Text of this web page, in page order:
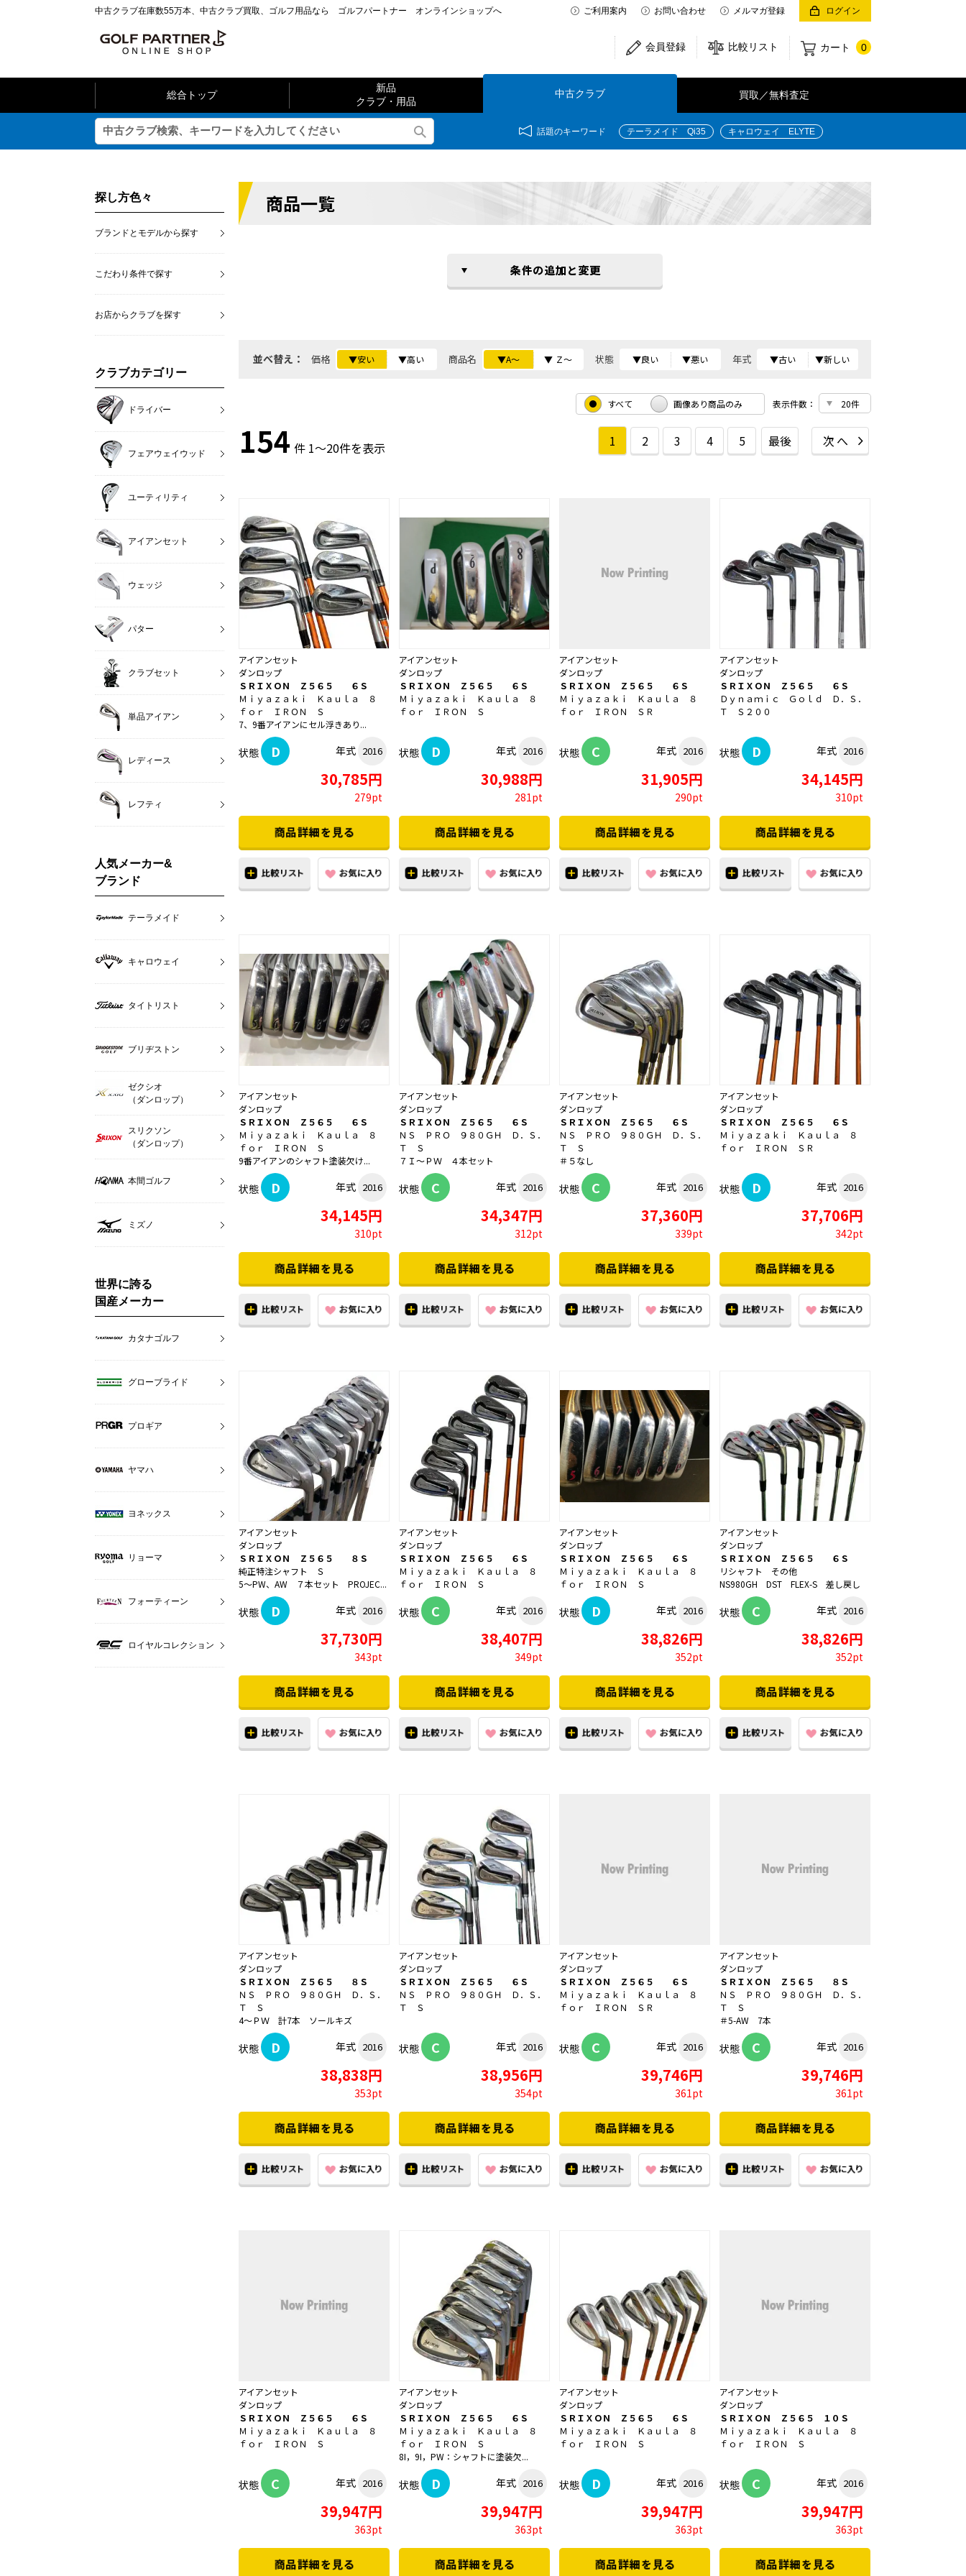
中古クラブ在庫数55万本、中古クラブ買取、ゴルフ用品なら ゴルフパートナー オンラインショップへ ご利用案内 お問い合わせ メルマガ登録 ログイン
カート 0
比較リスト
会員登録
総合トップ
新品
クラブ・用品
中古クラブ 買取／無料査定
話題のキーワード テーラメイド Qi35 キャロウェイ ELYTE
商品一覧
並べ替え： 価格 ▼安い ▼高い 商品名 ▼A～ ▼ Ｚ～ 状態 ▼良い ▼悪い 年式 ▼古い ▼新しい
すべて 画像あり商品のみ 表示件数：
154 件 1～20件を表示 1 2 3 4 5 最後 次へ
アイアンセット
ダンロップ
ＳＲＩＸＯＮ Ｚ５６５ ６Ｓ
Ｍｉｙａｚａｋｉ Ｋａｕｌａ ８
ｆｏｒ ＩＲＯＮ Ｓ
7、9番アイアンにセル浮きあり...
状態 D 年式 2016
30,785円
279pt
アイアンセット
ダンロップ
ＳＲＩＸＯＮ Ｚ５６５ ６Ｓ
Ｍｉｙａｚａｋｉ Ｋａｕｌａ ８
ｆｏｒ ＩＲＯＮ Ｓ
状態 D 年式 2016
30,988円
281pt
アイアンセット
ダンロップ
ＳＲＩＸＯＮ Ｚ５６５ ６Ｓ
Ｍｉｙａｚａｋｉ Ｋａｕｌａ ８
ｆｏｒ ＩＲＯＮ ＳＲ
状態 C 年式 2016
31,905円
290pt
アイアンセット
ダンロップ
ＳＲＩＸＯＮ Ｚ５６５ ６Ｓ
Ｄｙｎａｍｉｃ Ｇｏｌｄ Ｄ．Ｓ．
Ｔ Ｓ２００
状態 D 年式 2016
34,145円
310pt
アイアンセット
ダンロップ
ＳＲＩＸＯＮ Ｚ５６５ ６Ｓ
Ｍｉｙａｚａｋｉ Ｋａｕｌａ ８
ｆｏｒ ＩＲＯＮ Ｓ
9番アイアンのシャフト塗装欠け...
状態 D 年式 2016
34,145円
310pt
アイアンセット
ダンロップ
ＳＲＩＸＯＮ Ｚ５６５ ６Ｓ
ＮＳ ＰＲＯ ９８０ＧＨ Ｄ．Ｓ．
Ｔ Ｓ
７Ｉ～ＰＷ ４本セット
状態 C 年式 2016
34,347円
312pt
アイアンセット
ダンロップ
ＳＲＩＸＯＮ Ｚ５６５ ６Ｓ
ＮＳ ＰＲＯ ９８０ＧＨ Ｄ．Ｓ．
Ｔ Ｓ
＃５なし
状態 C 年式 2016
37,360円
339pt
アイアンセット
ダンロップ
ＳＲＩＸＯＮ Ｚ５６５ ６Ｓ
Ｍｉｙａｚａｋｉ Ｋａｕｌａ ８
ｆｏｒ ＩＲＯＮ ＳＲ
状態 D 年式 2016
37,706円
342pt
アイアンセット
ダンロップ
ＳＲＩＸＯＮ Ｚ５６５ ８Ｓ
純正特注シャフト Ｓ
5～PW、AW ７本セット PROJEC...
状態 D 年式 2016
37,730円
343pt
アイアンセット
ダンロップ
ＳＲＩＸＯＮ Ｚ５６５ ６Ｓ
Ｍｉｙａｚａｋｉ Ｋａｕｌａ ８
ｆｏｒ ＩＲＯＮ Ｓ
状態 C 年式 2016
38,407円
349pt
アイアンセット
ダンロップ
ＳＲＩＸＯＮ Ｚ５６５ ６Ｓ
Ｍｉｙａｚａｋｉ Ｋａｕｌａ ８
ｆｏｒ ＩＲＯＮ Ｓ
状態 D 年式 2016
38,826円
352pt
アイアンセット
ダンロップ
ＳＲＩＸＯＮ Ｚ５６５ ６Ｓ
リシャフト その他
NS980GH DST FLEX-S 差し戻し
状態 C 年式 2016
38,826円
352pt
アイアンセット
ダンロップ
ＳＲＩＸＯＮ Ｚ５６５ ８Ｓ
ＮＳ ＰＲＯ ９８０ＧＨ Ｄ．Ｓ．
Ｔ Ｓ
4～ＰＷ 計7本 ソールキズ
状態 D 年式 2016
38,838円
353pt
アイアンセット
ダンロップ
ＳＲＩＸＯＮ Ｚ５６５ ６Ｓ
ＮＳ ＰＲＯ ９８０ＧＨ Ｄ．Ｓ．
Ｔ Ｓ
状態 C 年式 2016
38,956円
354pt
アイアンセット
ダンロップ
ＳＲＩＸＯＮ Ｚ５６５ ６Ｓ
Ｍｉｙａｚａｋｉ Ｋａｕｌａ ８
ｆｏｒ ＩＲＯＮ ＳＲ
状態 C 年式 2016
39,746円
361pt
アイアンセット
ダンロップ
ＳＲＩＸＯＮ Ｚ５６５ ８Ｓ
ＮＳ ＰＲＯ ９８０ＧＨ Ｄ．Ｓ．
Ｔ Ｓ
＃5-AW 7本
状態 C 年式 2016
39,746円
361pt
アイアンセット
ダンロップ
ＳＲＩＸＯＮ Ｚ５６５ ６Ｓ
Ｍｉｙａｚａｋｉ Ｋａｕｌａ ８
ｆｏｒ ＩＲＯＮ Ｓ
状態 C 年式 2016
39,947円
363pt
アイアンセット
ダンロップ
ＳＲＩＸＯＮ Ｚ５６５ ６Ｓ
Ｍｉｙａｚａｋｉ Ｋａｕｌａ ８
ｆｏｒ ＩＲＯＮ Ｓ
8I，9I，PW：シャフトに塗装欠...
状態 D 年式 2016
39,947円
363pt
アイアンセット
ダンロップ
ＳＲＩＸＯＮ Ｚ５６５ ６Ｓ
Ｍｉｙａｚａｋｉ Ｋａｕｌａ ８
ｆｏｒ ＩＲＯＮ Ｓ
状態 D 年式 2016
39,947円
363pt
アイアンセット
ダンロップ
ＳＲＩＸＯＮ Ｚ５６５ １０Ｓ
Ｍｉｙａｚａｋｉ Ｋａｕｌａ ８
ｆｏｒ ＩＲＯＮ Ｓ
状態 C 年式 2016
39,947円
363pt
探し方色々
ブランドとモデルから探す
こだわり条件で探す
お店からクラブを探す
クラブカテゴリー
ドライバー
フェアウェイウッド
ユーティリティ
アイアンセット
ウェッジ
パター
クラブセット
単品アイアン
レディース
レフティ
人気メーカー&
ブランド
テーラメイド
キャロウェイ
タイトリスト
ブリヂストン
ゼクシオ
（ダンロップ）
スリクソン
（ダンロップ）
本間ゴルフ
ミズノ
世界に誇る
国産メーカー
カタナゴルフ
グローブライド
プロギア
ヤマハ
ヨネックス
リョーマ
フォーティーン
ロイヤルコレクション